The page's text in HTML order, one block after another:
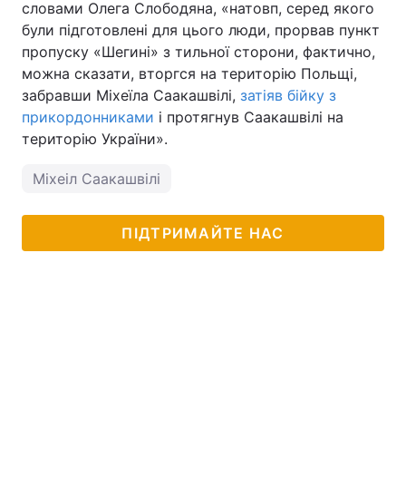
словами Олега Слободяна, «натовп, серед якого
були підготовлені для цього люди, прорвав пункт
пропуску «Шегині» з тильної сторони, фактично,
можна сказати, вторгся на територію Польщі,
забравши Міхеїла Саакашвілі, затіяв бійку з
прикордонниками і протягнув Саакашвілі на
територію України».
Міхеіл Саакашвілі
ПІДТРИМАЙТЕ НАС